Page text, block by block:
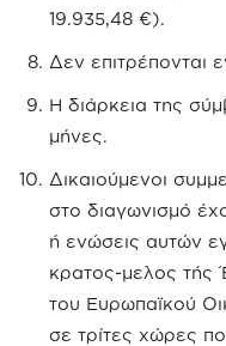
19.935,48 €).
Δεν επιτρέπονται
Η διάρκεια της
μήνες.
Δικαιούμενοι
στο διαγωνισμό
ή ενώσεις αυτών
κρατος-μελος
του Ευρωπαϊκού
σε τρίτες χώρες